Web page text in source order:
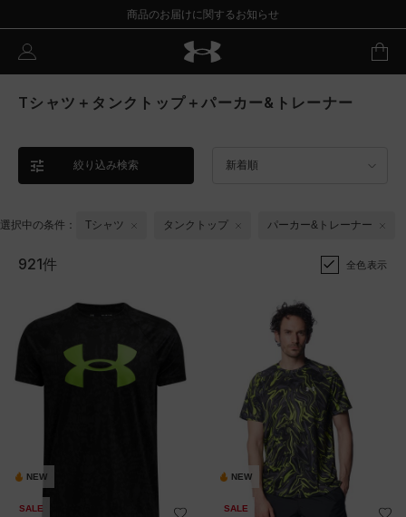
商品のお届けに関するお知らせ
Tシャツ＋タンクトップ＋パーカー&トレーナー
絞り込み検索 新着順
選択中の条件： Tシャツ タンクトップ パーカー&トレーナー
921件 全色表示
NEW
SALE
NEW
SALE